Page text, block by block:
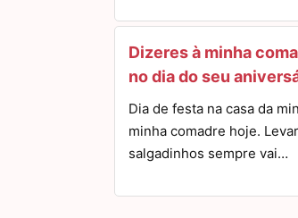
Dizeres à minha
no dia do seu
Dia de festa na casa da
minha comadre hoje.
salgadinhos sempre vai…